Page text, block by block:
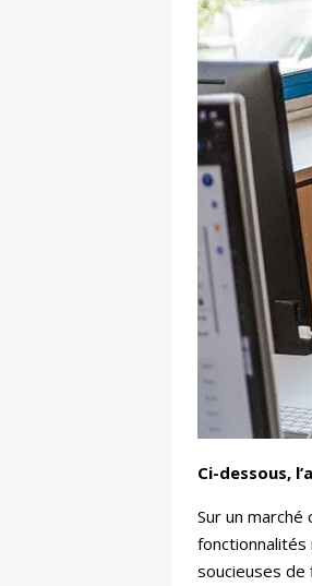
Ci-dessous,
Sur un marché
soucieuses de